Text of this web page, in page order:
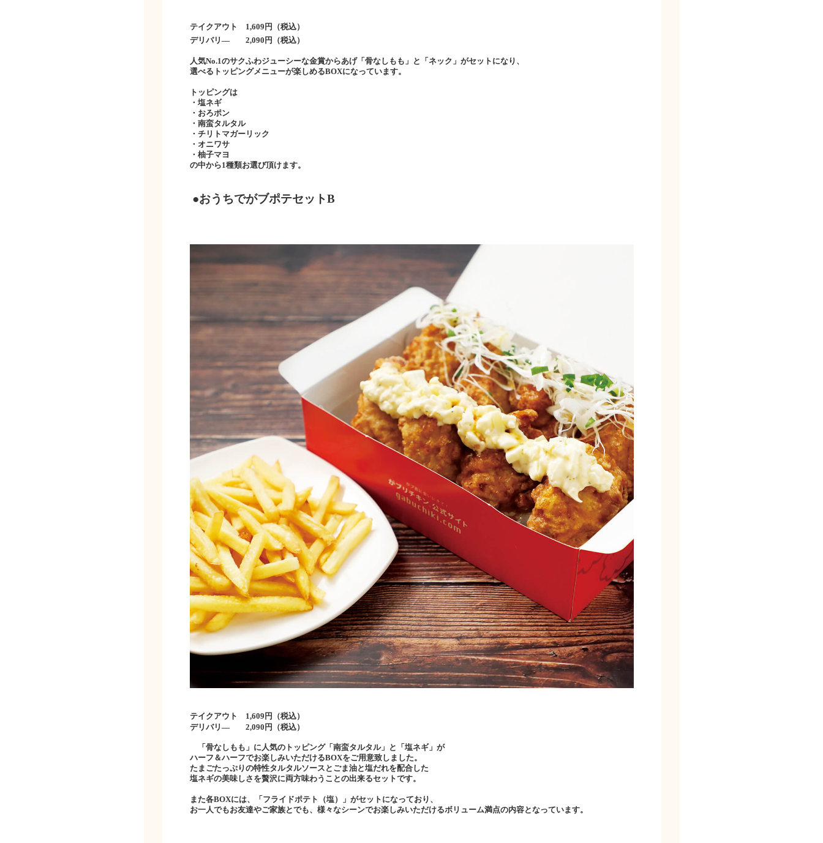
テイクアウト 1,609 円（税込）
デリバリ― 2,090 円（税込）
人気No.1のサクふわジューシーな金賞からあげ「骨なしもも」と「ネック」がセットになり、
選べるトッピングメニューが楽しめるBOXになっています。
トッピングは
・塩ネギ
・おろポン
・南蛮タルタル
・チリトマガーリック
・オニワサ
・柚子マヨ
の中から1種類お選び頂けます。
●おうちでがブポテセットB
テイクアウト 1,609 円（税込）
デリバリ― 2,090 円（税込）
「骨なしもも」に人気のトッピング「南蛮タルタル」と「塩ネギ」が
ハーフ＆ハーフでお楽しみいただけるBOXをご用意致しました。
たまごたっぷりの特性タルタルソースとごま油と塩だれを配合した
塩ネギの美味しさを贅沢に両方味わうことの出来るセットです。
また各BOXには、「フライドポテト（塩）」がセットになっており、
お一人でもお友達やご家族とでも、様々なシーンでお楽しみいただけるボリューム満点の内容となっています。